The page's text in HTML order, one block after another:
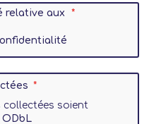
relative aux
collectées soient